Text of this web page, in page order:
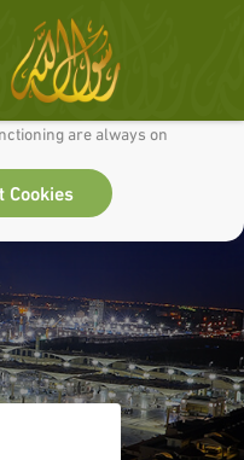
can continually improve it.
are always on
Cookies